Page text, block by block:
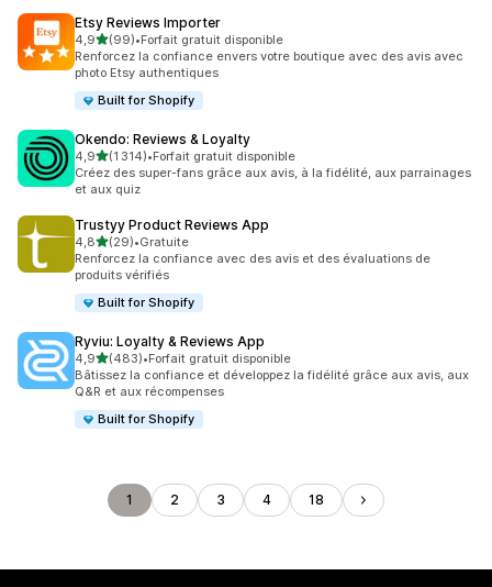
Etsy Reviews Importer
4,9étoile(s) sur 5
(99)
99 avis au total
•Forfait gratuit disponible
Renforcez la confiance envers votre boutique avec des avis avec
photo Etsy authentiques
Built for Shopify
Okendo: Reviews & Loyalty
4,9étoile(s) sur 5
(1 314)
1314 avis au total
•Forfait gratuit disponible
Créez des super-fans grâce aux avis, à la fidélité, aux parrainages
et aux quiz
Trustyy Product Reviews App
4,8étoile(s) sur 5
(29)
29 avis au total
•Gratuite
Renforcez la confiance avec des avis et des évaluations de
produits vérifiés
Built for Shopify
Ryviu: Loyalty & Reviews App
4,9étoile(s) sur 5
(483)
483 avis au total
•Forfait gratuit disponible
Bâtissez la confiance et développez la fidélité grâce aux avis, aux
Q&R et aux récompenses
Built for Shopify
1 2 3 4 18